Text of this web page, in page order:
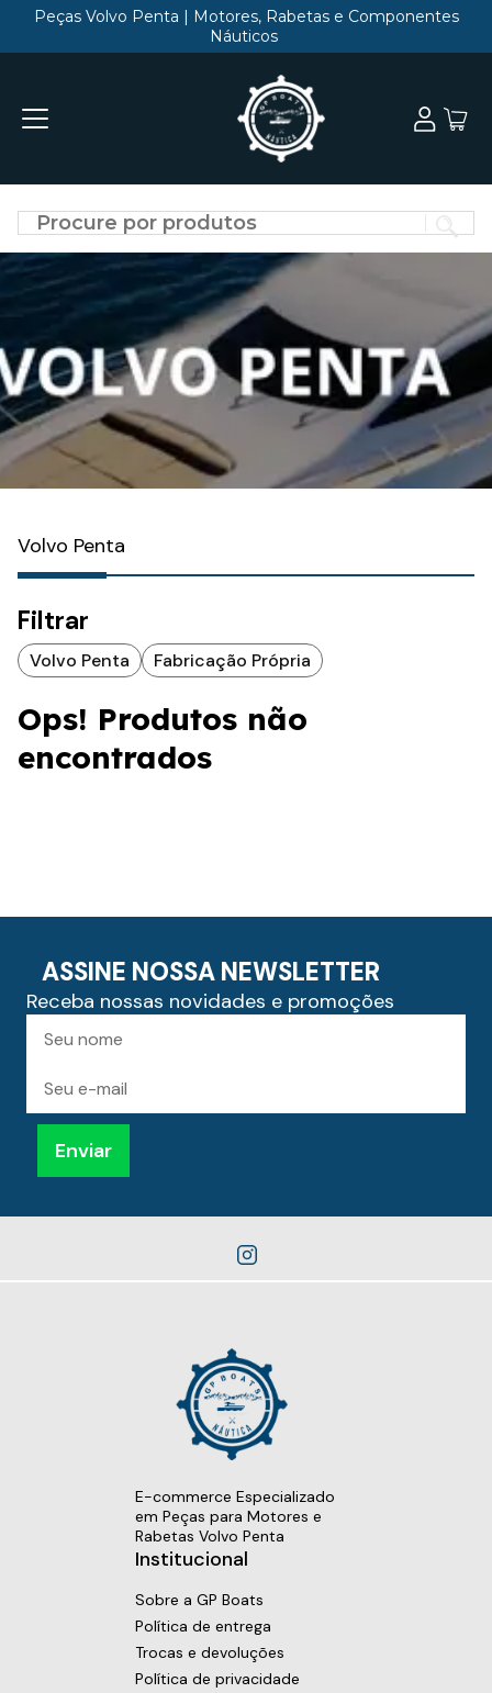
Peças Volvo Penta | Motores, Rabetas e Componentes
Náuticos
o
Volvo Penta
Filtrar
Volvo Penta Fabricação Própria
Ops! Produtos não
encontrados
ASSINE NOSSA NEWSLETTER
Receba nossas novidades e promoções
receber
mail
Enviar
E-commerce Especializado
em Peças para Motores e
Rabetas Volvo Penta
Institucional
Sobre a GP Boats
Política de entrega
Trocas e devoluções
Política de privacidade